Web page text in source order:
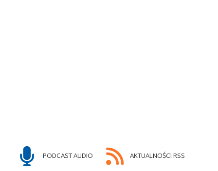
PODCAST AUDIO AKTUALNOŚCI RSS